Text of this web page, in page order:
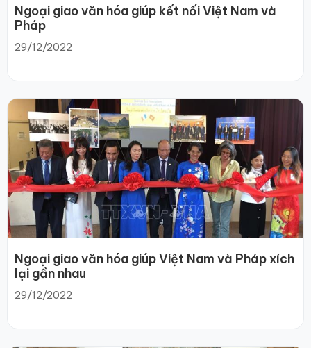
Ngoại giao văn hóa giúp kết nối Việt Nam và
Pháp
29/12/2022
Ngoại giao văn hóa giúp Việt Nam và Pháp xích
lại gần nhau
29/12/2022